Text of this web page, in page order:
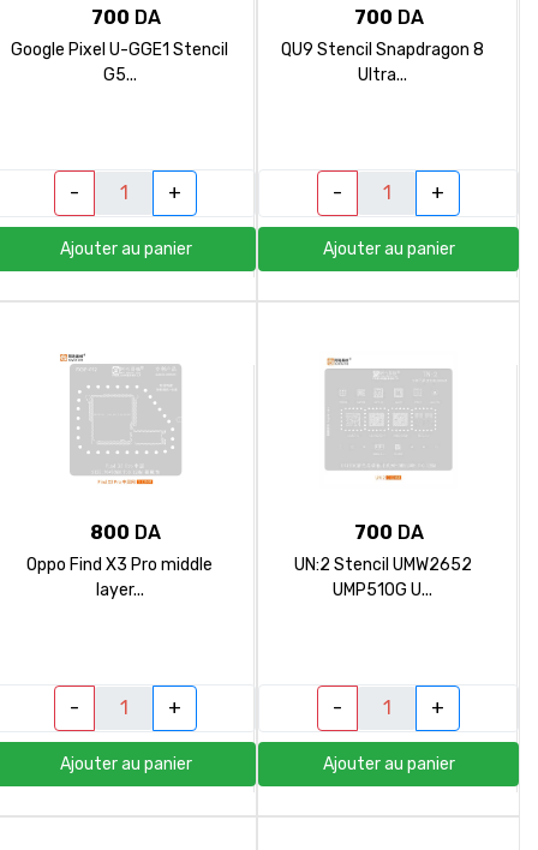
700 DA
Google Pixel U-GGE1 Stencil
G5...
- +
Ajouter au panier
700 DA
QU9 Stencil Snapdragon 8
Ultra...
- +
Ajouter au panier
800 DA
Oppo Find X3 Pro middle
layer...
- +
Ajouter au panier
700 DA
UN:2 Stencil UMW2652
UMP510G U...
- +
Ajouter au panier